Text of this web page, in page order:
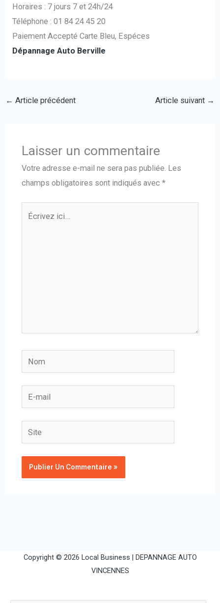
Horaires : 7 jours 7 et 24h/24
Téléphone : 01 84 24 45 20
Paiement Accepté Carte Bleu, Espéces
Dépannage Auto Berville
← Article précédent Article suivant →
Laisser un commentaire
Votre adresse e-mail ne sera pas publiée. Les
champs obligatoires sont indiqués avec *
Nom
E-
mail
Site
Copyright © 2026 Local Business | DEPANNAGE AUTO
VINCENNES